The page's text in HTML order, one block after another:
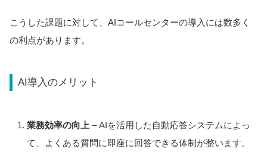
こうした課題に対して、AIコールセンターの導入には数多く
の利点があります。
AI導入のメリット
業務効率の向上 – AIを活用した自動応答システムによっ
て、よくある質問に即座に回答できる体制が整います。